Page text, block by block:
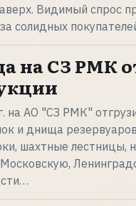
Видимый спрос
солидных
на СЗ РМК
на АО "СЗ РМК"
и днища
шахтные лестницы,